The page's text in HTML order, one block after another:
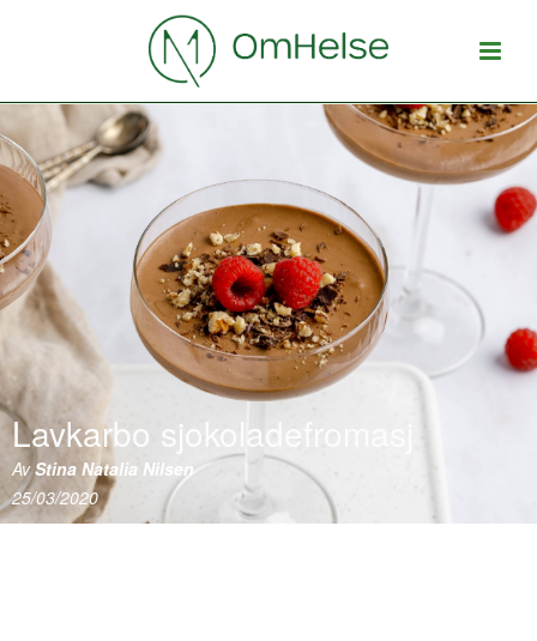
Lavkarbo sjokoladefromasj
AvStina Natalia Nilsen
25/03/2020